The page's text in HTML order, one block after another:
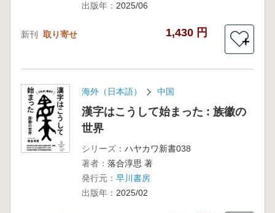
出版年： 2025/06
新刊 取り寄せ 1,430 円
＋
海外（日本語） 中国
漢字はこうして始まった : 族徽の
世界
シリーズ： ハヤカワ新書038
著者： 落合淳思 著
発行元： 早川書房
出版年： 2025/02